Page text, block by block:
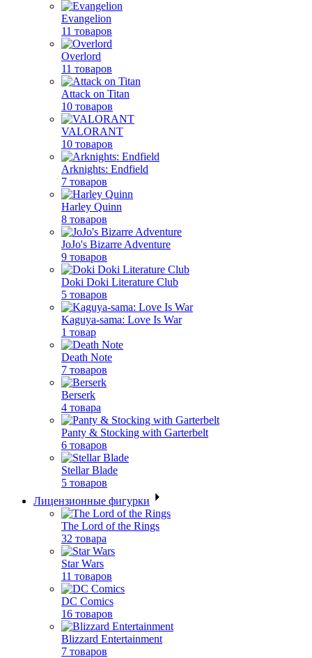
Evangelion
11 товаров
Overlord
11 товаров
Attack on Titan
10 товаров
VALORANT
10 товаров
Arknights: Endfield
7 товаров
Harley Quinn
8 товаров
JoJo's Bizarre Adventure
9 товаров
Doki Doki Literature Club
5 товаров
Kaguya-sama: Love Is War
1 товар
Death Note
7 товаров
Berserk
4 товара
Panty & Stocking with Garterbelt
6 товаров
Stellar Blade
5 товаров
Лицензионные фигурки
The Lord of the Rings
32 товара
Star Wars
11 товаров
DC Comics
16 товаров
Blizzard Entertainment
7 товаров